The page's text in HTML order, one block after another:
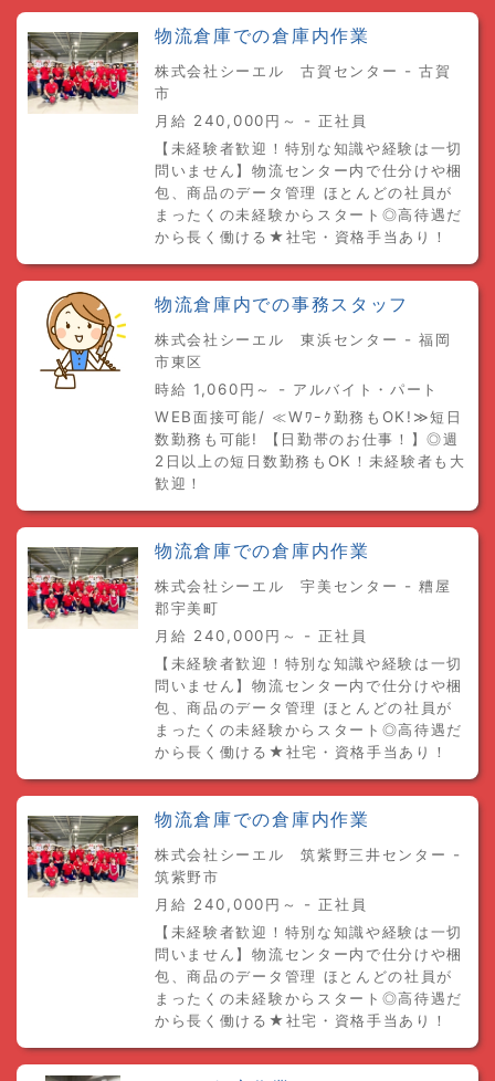
物流倉庫での倉庫内作業
株式会社シーエル 古賀センター - 古賀
市
月給 240,000円～ - 正社員
【未経験者歓迎！特別な知識や経験は一切
問いません】物流センター内で仕分けや梱
包、商品のデータ管理 ほとんどの社員が
まったくの未経験からスタート◎高待遇だ
から長く働ける★社宅・資格手当あり！
物流倉庫内での事務スタッフ
株式会社シーエル 東浜センター - 福岡
市東区
時給 1,060円～ - アルバイト・パート
WEB面接可能/ ≪Wﾜｰｸ勤務もOK!≫短日
数勤務も可能! 【日勤帯のお仕事！】◎週
2日以上の短日数勤務もOK！未経験者も大
歓迎！
物流倉庫での倉庫内作業
株式会社シーエル 宇美センター - 糟屋
郡宇美町
月給 240,000円～ - 正社員
【未経験者歓迎！特別な知識や経験は一切
問いません】物流センター内で仕分けや梱
包、商品のデータ管理 ほとんどの社員が
まったくの未経験からスタート◎高待遇だ
から長く働ける★社宅・資格手当あり！
物流倉庫での倉庫内作業
株式会社シーエル 筑紫野三井センター -
筑紫野市
月給 240,000円～ - 正社員
【未経験者歓迎！特別な知識や経験は一切
問いません】物流センター内で仕分けや梱
包、商品のデータ管理 ほとんどの社員が
まったくの未経験からスタート◎高待遇だ
から長く働ける★社宅・資格手当あり！